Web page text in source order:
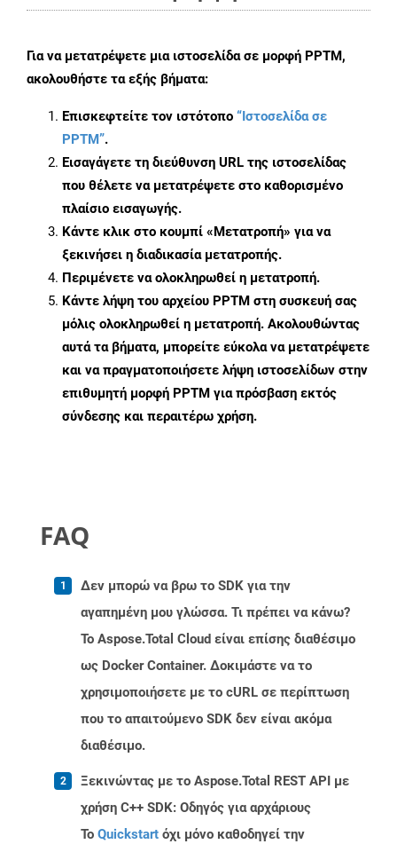
Για να μετατρέψετε μια ιστοσελίδα σε μορφή PPTM,
ακολουθήστε τα εξής βήματα:
Επισκεφτείτε τον ιστότοπο “Ιστοσελίδα σε
PPTM”.
Εισαγάγετε τη διεύθυνση URL της ιστοσελίδας
που θέλετε να μετατρέψετε στο καθορισμένο
πλαίσιο εισαγωγής.
Κάντε κλικ στο κουμπί «Μετατροπή» για να
ξεκινήσει η διαδικασία μετατροπής.
Περιμένετε να ολοκληρωθεί η μετατροπή.
Κάντε λήψη του αρχείου PPTM στη συσκευή σας
μόλις ολοκληρωθεί η μετατροπή. Ακολουθώντας
αυτά τα βήματα, μπορείτε εύκολα να μετατρέψετε
και να πραγματοποιήσετε λήψη ιστοσελίδων στην
επιθυμητή μορφή PPTM για πρόσβαση εκτός
σύνδεσης και περαιτέρω χρήση.
FAQ
Δεν μπορώ να βρω το SDK για την
αγαπημένη μου γλώσσα. Τι πρέπει να κάνω?
Το Aspose.Total Cloud είναι επίσης διαθέσιμο
ως Docker Container. Δοκιμάστε να το
χρησιμοποιήσετε με το cURL σε περίπτωση
που το απαιτούμενο SDK δεν είναι ακόμα
διαθέσιμο.
Ξεκινώντας με το Aspose.Total REST API με
χρήση C++ SDK: Οδηγός για αρχάριους
Το Quickstart όχι μόνο καθοδηγεί την